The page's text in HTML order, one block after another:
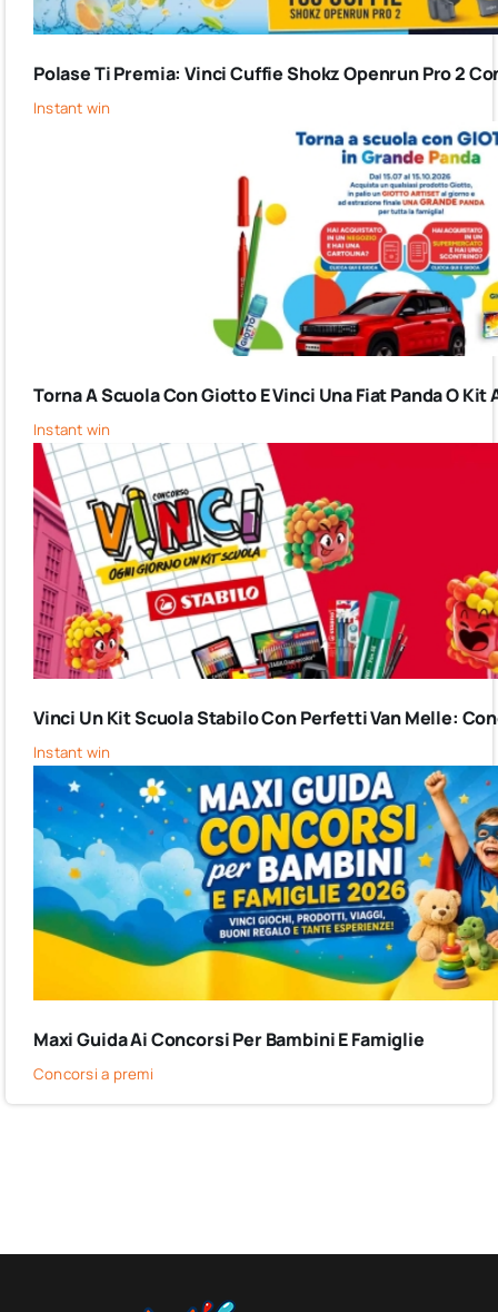
Polase Ti Premia: Vinci Cuffie Shokz Openrun Pro 2
Instant win
Torna A Scuola Con Giotto E Vinci Una Fiat Panda O
Instant win
Vinci Un Kit Scuola Stabilo Con Perfetti Van Melle:
Instant win
Maxi Guida Ai Concorsi Per Bambini E Famiglie
Concorsi a premi